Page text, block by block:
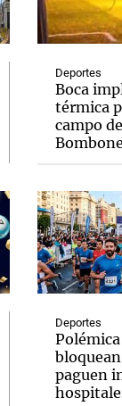
Deportes
Boca
térmica
campo
Deportes
paguen
de Arequito